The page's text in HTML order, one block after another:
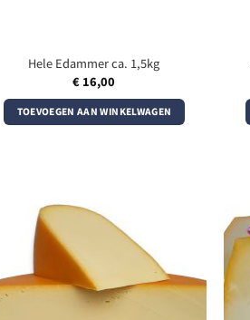
Hele Edammer ca. 1,5kg
€ 16,00
TOEVOEGEN AAN WINKELWAGEN